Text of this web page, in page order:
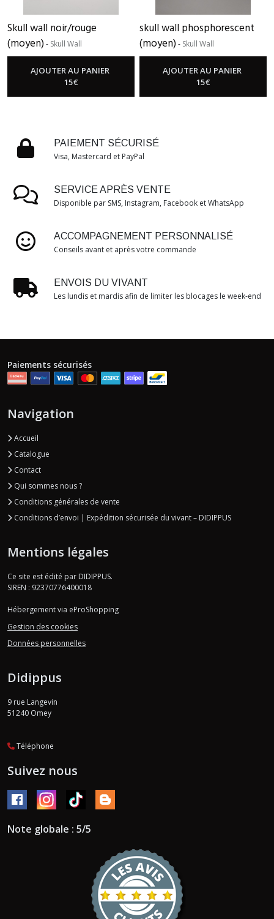
Skull wall noir/rouge
(moyen) - Skull Wall
AJOUTER AU PANIER
15€
skull wall phosphorescent
(moyen) - Skull Wall
AJOUTER AU PANIER
15€
PAIEMENT SÉCURISÉ
Visa, Mastercard et PayPal
SERVICE APRÈS VENTE
Disponible par SMS, Instagram, Facebook et WhatsApp
ACCOMPAGNEMENT PERSONNALISÉ
Conseils avant et après votre commande
ENVOIS DU VIVANT
Les lundis et mardis afin de limiter les blocages le week-end
Paiements sécurisés
Navigation
Accueil
Catalogue
Contact
Qui sommes nous ?
Conditions générales de vente
Conditions d’envoi | Expédition sécurisée du vivant – DIDIPPUS
Mentions légales
Ce site est édité par DIDIPPUS.
SIREN : 92370776400018
Hébergement via eProShopping
Gestion des cookies
Données personnelles
Didippus
9 rue Langevin
51240 Omey
Téléphone
Suivez nous
Note globale : 5/5